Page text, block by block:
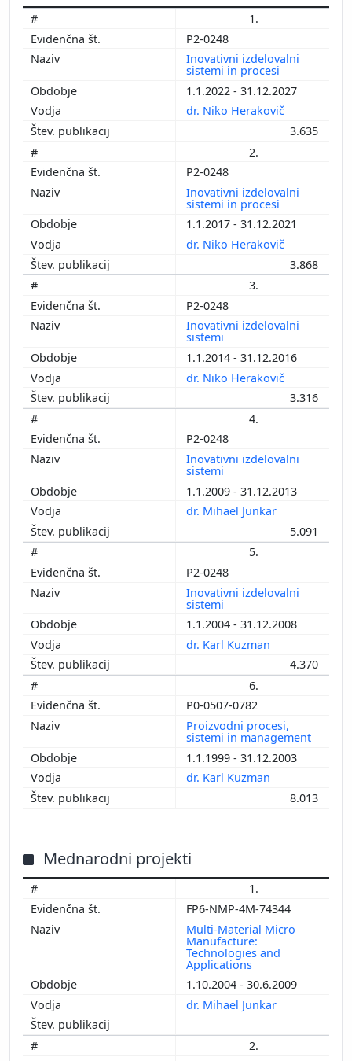
1.
P2-0248
Inovativni izdelovalni
sistemi in procesi
1.1.2022 - 31.12.2027
dr. Niko Herakovič
3.635
2.
P2-0248
Inovativni izdelovalni
sistemi in procesi
1.1.2017 - 31.12.2021
dr. Niko Herakovič
3.868
3.
P2-0248
Inovativni izdelovalni
sistemi
1.1.2014 - 31.12.2016
dr. Niko Herakovič
3.316
4.
P2-0248
Inovativni izdelovalni
sistemi
1.1.2009 - 31.12.2013
dr. Mihael Junkar
5.091
5.
P2-0248
Inovativni izdelovalni
sistemi
1.1.2004 - 31.12.2008
dr. Karl Kuzman
4.370
6.
P0-0507-0782
Proizvodni procesi,
sistemi in management
1.1.1999 - 31.12.2003
dr. Karl Kuzman
8.013
Mednarodni projekti
1.
FP6-NMP-4M-74344
Multi-Material Micro
Manufacture:
Technologies and
Applications
1.10.2004 - 30.6.2009
dr. Mihael Junkar
2.